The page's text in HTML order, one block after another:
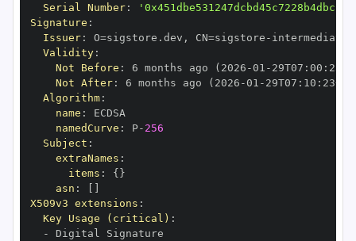
Serial Number:
Signature :
Issuer: O=sigstore.dev , CN=sigstore -
Validity:
Not Before : 6 months ago (2026 -01 - 29T07 : 00 :
Not After: 6 months ago (2026 -01 - 29T07 : 10 : 23+00
Algorithm:
name :
namedCurve : P- 256
Subject :
extraNames :
items : { }
asn :
X509v3 extensions :
Key Usage (critical) :
-